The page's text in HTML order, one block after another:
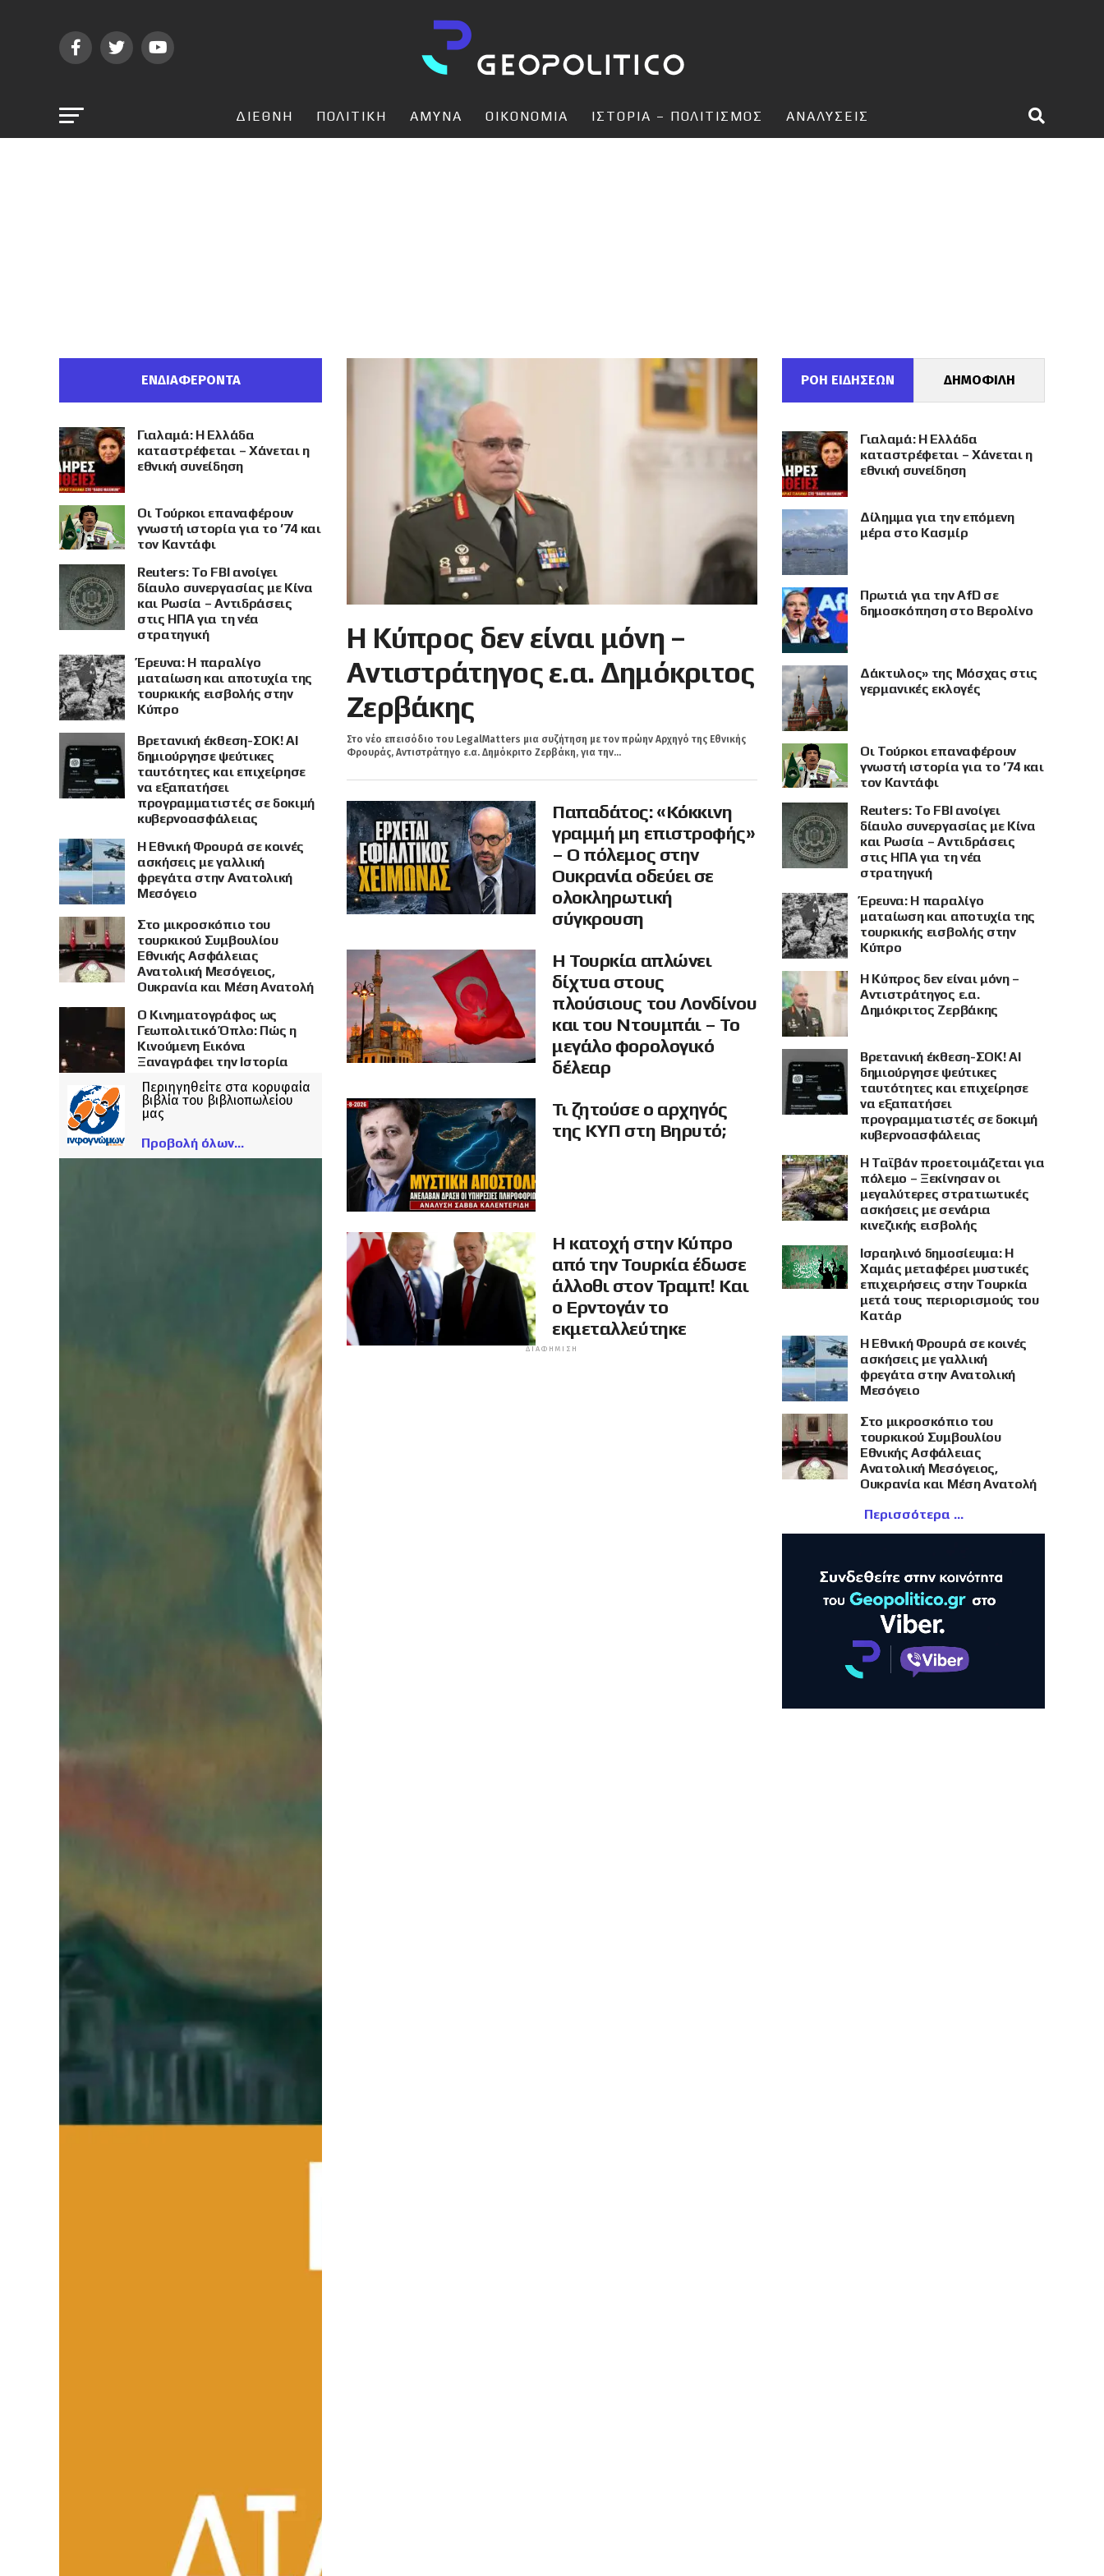
ΔΙΕΘΝΗ ΠΟΛΙΤΙΚΗ ΑΜΥΝΑ ΟΙΚΟΝΟΜΙΑ ΙΣΤΟΡΙΑ – ΠΟΛΙΤΙΣΜΟΣ ΑΝΑΛΥΣΕΙΣ
Η Κύπρος δεν είναι μόνη –
Αντιστράτηγος ε.α. Δημόκριτος
Ζερβάκης
Στο νέο επεισόδιο του LegalMatters μια συζήτηση με τον πρώην Αρχηγό της Εθνικής
Φρουράς, Αντιστράτηγο ε.α. Δημόκριτο Ζερβάκη, για την...
Παπαδάτος: «Κόκκινη
γραμμή μη επιστροφής»
– Ο πόλεμος στην
Ουκρανία οδεύει σε
ολοκληρωτική
σύγκρουση
Η Τουρκία απλώνει
δίχτυα στους
πλούσιους του Λονδίνου
και του Ντουμπάι – Το
μεγάλο φορολογικό
δέλεαρ
Τι ζητούσε ο αρχηγός
της ΚΥΠ στη Βηρυτό;
Η κατοχή στην Κύπρο
από την Τουρκία έδωσε
άλλοθι στον Τραμπ! Και
ο Ερντογάν το
εκμεταλλεύτηκε
ΔΙΑΦΉΜΙΣΗ
ΕΝΔΙΑΦΕΡΟΝΤΑ
Γιαλαμά: Η Ελλάδα
καταστρέφεται – Χάνεται η
εθνική συνείδηση
Οι Τούρκοι επαναφέρουν
γνωστή ιστορία για το ’74 και
τον Καντάφι
Reuters: Το FBI ανοίγει
δίαυλο συνεργασίας με Κίνα
και Ρωσία – Αντιδράσεις
στις ΗΠΑ για τη νέα
στρατηγική
Έρευνα: Η παραλίγο
ματαίωση και αποτυχία της
τουρκικής εισβολής στην
Κύπρο
Βρετανική έκθεση-ΣΟΚ! AI
δημιούργησε ψεύτικες
ταυτότητες και επιχείρησε
να εξαπατήσει
προγραμματιστές σε δοκιμή
κυβερνοασφάλειας
Η Εθνική Φρουρά σε κοινές
ασκήσεις με γαλλική
φρεγάτα στην Ανατολική
Μεσόγειο
Στο μικροσκόπιο του
τουρκικού Συμβουλίου
Εθνικής Ασφάλειας
Ανατολική Μεσόγειος,
Ουκρανία και Μέση Ανατολή
Ο Κινηματογράφος ως
Γεωπολιτικό Όπλο: Πώς η
Κινούμενη Εικόνα
Ξαναγράφει την Ιστορία
Περιηγηθείτε στα κορυφαία
βιβλία του βιβλιοπωλείου
μας
Προβολή όλων
ΡΟΗ ΕΙΔΗΣΕΩΝ ΔΗΜΟΦΙΛΗ
Γιαλαμά: Η Ελλάδα
καταστρέφεται – Χάνεται η
εθνική συνείδηση
Δίλημμα για την επόμενη
μέρα στο Κασμίρ
Πρωτιά για την AfD σε
δημοσκόπηση στο Βερολίνο
Δάκτυλος» της Μόσχας στις
γερμανικές εκλογές
Οι Τούρκοι επαναφέρουν
γνωστή ιστορία για το ’74 και
τον Καντάφι
Reuters: Το FBI ανοίγει
δίαυλο συνεργασίας με Κίνα
και Ρωσία – Αντιδράσεις
στις ΗΠΑ για τη νέα
στρατηγική
Έρευνα: Η παραλίγο
ματαίωση και αποτυχία της
τουρκικής εισβολής στην
Κύπρο
Η Κύπρος δεν είναι μόνη –
Αντιστράτηγος ε.α.
Δημόκριτος Ζερβάκης
Βρετανική έκθεση-ΣΟΚ! AI
δημιούργησε ψεύτικες
ταυτότητες και επιχείρησε
να εξαπατήσει
προγραμματιστές σε δοκιμή
κυβερνοασφάλειας
Η Ταϊβάν προετοιμάζεται για
πόλεμο – Ξεκίνησαν οι
μεγαλύτερες στρατιωτικές
ασκήσεις με σενάρια
κινεζικής εισβολής
Ισραηλινό δημοσίευμα: Η
Χαμάς μεταφέρει μυστικές
επιχειρήσεις στην Τουρκία
μετά τους περιορισμούς του
Κατάρ
Η Εθνική Φρουρά σε κοινές
ασκήσεις με γαλλική
φρεγάτα στην Ανατολική
Μεσόγειο
Στο μικροσκόπιο του
τουρκικού Συμβουλίου
Εθνικής Ασφάλειας
Ανατολική Μεσόγειος,
Ουκρανία και Μέση Ανατολή
Περισσότερα